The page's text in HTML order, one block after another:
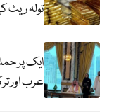
تولہ ریٹ
ایک پر
عرب اور